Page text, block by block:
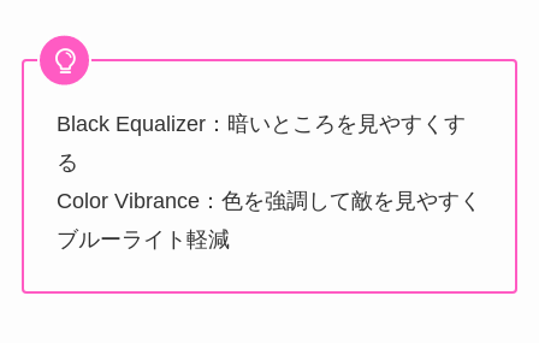
Black Equalizer：暗いところを見やすくす
る
Color Vibrance：色を強調して敵を見やすく
ブルーライト軽減